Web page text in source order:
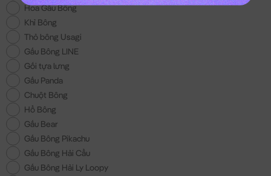
Hoa Gấu Bông
Khỉ Bông
Thỏ bông Usagi
Gấu Bông LINE
Gối tựa lưng
Gấu Panda
Chuột Bông
Hổ Bông
Gấu Bear
Gấu Bông Pikachu
Gấu Bông Hải Cẩu
Gấu Bông Hải Ly Loopy